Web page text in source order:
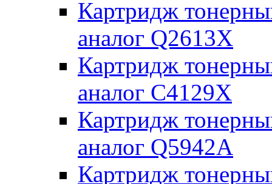
Картридж
аналог Q2613X
Картридж
аналог C4129X
Картридж
аналог Q5942A
Картридж